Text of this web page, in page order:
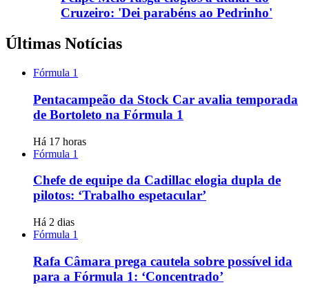
Cruzeiro: 'Dei parabéns ao Pedrinho'
Últimas Notícias
Fórmula 1
Pentacampeão da Stock Car avalia temporada
de Bortoleto na Fórmula 1
Há 17 horas
Fórmula 1
Chefe de equipe da Cadillac elogia dupla de
pilotos: ‘Trabalho espetacular’
Há 2 dias
Fórmula 1
Rafa Câmara prega cautela sobre possível ida
para a Fórmula 1: ‘Concentrado’